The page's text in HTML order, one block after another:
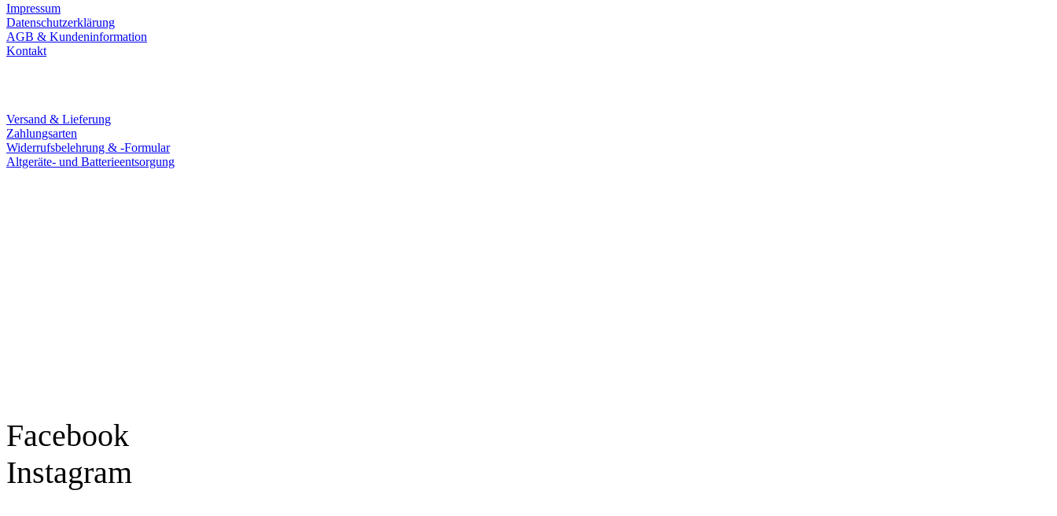
Impressum
Datenschutzerklärung
AGB & Kundeninformation
Kontakt
Versand & Lieferung
Zahlungsarten
Widerrufsbelehrung & -Formular
Altgeräte- und Batterieentsorgung
Facebook
Instagram